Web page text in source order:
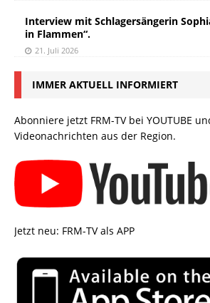
Interview mit Schlagersängerin
in Flammen“.
21. Juli 2026
IMMER AKTUELL INFORMIERT
Abonniere jetzt FRM-TV bei YOUTUBE
Videonachrichten aus der Region.
Jetzt neu: FRM-TV als APP